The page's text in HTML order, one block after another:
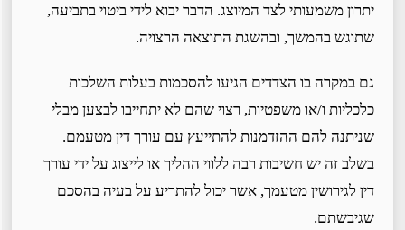
יתרון משמעותי לצד המיוצג. הדבר יבוא לידי ביטוי בתביעה,
שתוגש בהמשך, ובהשגת התוצאה הרצויה.
גם במקרה בו הצדדים הגיעו להסכמות בעלות השלכות
כלכליות ו/או משפטיות, רצוי שהם לא יתחייבו לבצען מבלי
שניתנה להם ההזדמנות להתייעץ עם עורך דין מטעמם.
בשלב זה יש חשיבות רבה ללווי ההליך או לייצוג על ידי עורך
דין לגירושין מטעמך, אשר יכול להתריע על בעיה בהסכם
שגיבשתם.